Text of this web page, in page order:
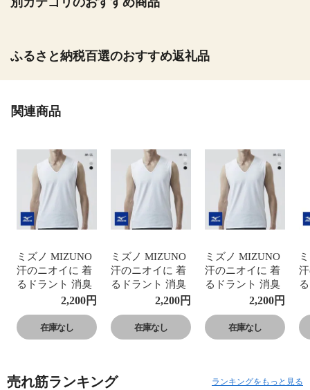
ふるさと納税百選のおすすめ返礼品
関連商品
ミズノ MIZUNO
汗のニオイに 着
るドラント 消臭
クイックドライ
クノースリーブ
シャツ メンズ 消
2,200円
在庫なし
ミズノ MIZUNO
汗のニオイに 着
るドラント 消臭
クイックドライ
クノースリーブ
シャツ メンズ 消
2,200円
在庫なし
ミズノ MIZUNO
汗のニオイに 着
るドラント 消臭
クイックドライ
クノースリーブ
シャツ メンズ 消
2,200円
在庫なし
売れ筋ランキング ランキングをもっと見る